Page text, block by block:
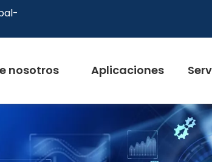
nosotros Aplicaciones